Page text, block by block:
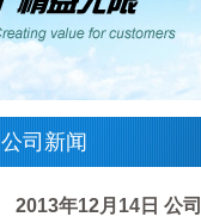
公司新闻
2013年12月14日 公